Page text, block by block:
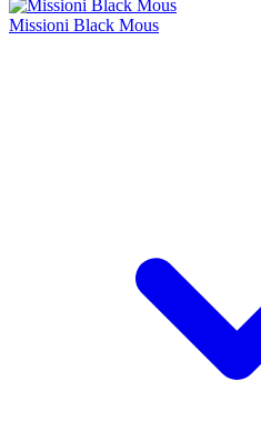
Missioni Black Mous